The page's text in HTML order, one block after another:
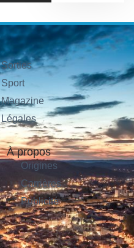
Sorties
Sport
Magazine
Légales
À propos
Origines
Carrières
Publicité